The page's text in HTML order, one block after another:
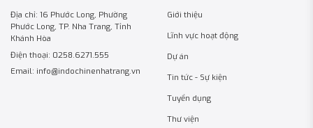
Địa chỉ: 16 Phước Long, Phường
Phước Long, TP. Nha Trang, Tỉnh
Khánh Hòa
Điện thoại: 0258.6271.555
Email: info@indochinenhatrang.vn
Giới thiệu
Lĩnh vực hoạt động
Dự án
Tin tức - Sự kiện
Tuyển dụng
Thư viện